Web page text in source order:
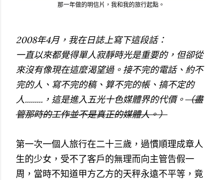
那一年做的明信片，我和我的旅行起點。
2008年4月，我在日誌上寫下這段話：
一直以來都覺得單人寂靜時光是重要的，但卻從
來沒有像現在這麼渴望過。 接不完的電話、約不
完的人、寫不完的稿、算不完的帳、搞不定的
人.........，這是進入五光十色媒體界的代價。（盡
管那時的工作並不是真正的媒體人。）
第一次一個人旅行在二十三歲，過慣順理成章人
生的少女，受不了客戶的無理而向主管告假一
周，當時不知道甲方乙方的天秤永遠不平等，竟